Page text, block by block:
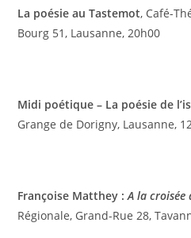
La poésie au Tastemot, Café-
Bourg 51, Lausanne, 20h00
Midi poétique – La poésie de
Grange de Dorigny, Lausanne,
Françoise Matthey :A la croisée
Régionale, Grand-Rue 28,